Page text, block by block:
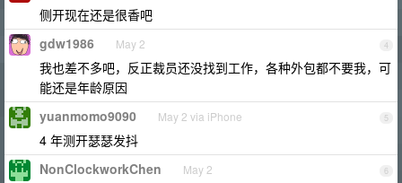
侧开现在还是很香吧
4
gdw1986 May 2
我也差不多吧，反正裁员还没找到工作，各种外包都不要我，可
能还是年龄原因
5
yuanmomo9090 May 2 via iPhone
4 年测开瑟瑟发抖
6
NonClockworkChen May 2